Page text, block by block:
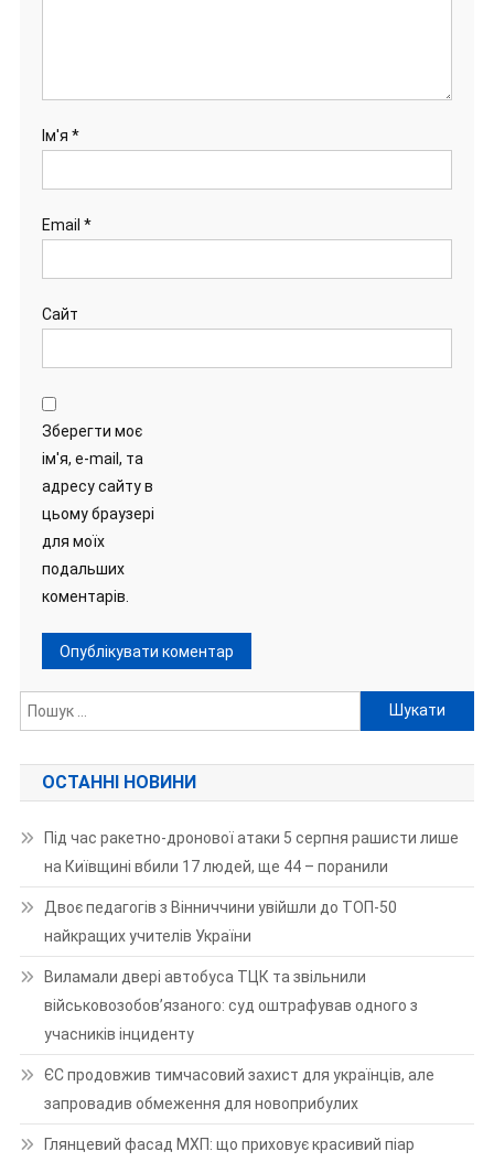
Ім'я *
Email *
Сайт
Зберегти моє
ім'я, e-mail, та
адресу сайту в
цьому браузері
для моїх
подальших
коментарів.
Пошук:
ОСТАННІ НОВИНИ
Під час ракетно-дронової атаки 5 серпня рашисти лише
на Київщині вбили 17 людей, ще 44 – поранили
Двоє педагогів з Вінниччини увійшли до ТОП-50
найкращих учителів України
Виламали двері автобуса ТЦК та звільнили
військовозобов’язаного: суд оштрафував одного з
учасників інциденту
ЄС продовжив тимчасовий захист для українців, але
запровадив обмеження для новоприбулих
Глянцевий фасад МХП: що приховує красивий піар